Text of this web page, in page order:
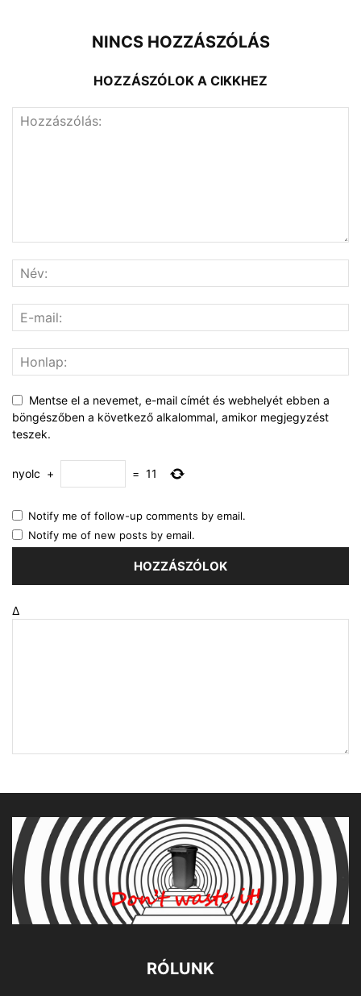
NINCS HOZZÁSZÓLÁS
HOZZÁSZÓLOK A CIKKHEZ
Mentse el a nevemet, e-mail címét és webhelyét ebben a
böngészőben a következő alkalommal, amikor megjegyzést
teszek.
nyolc + = 11
Notify me of follow-up comments by email.
Notify me of new posts by email.
Δ
RÓLUNK